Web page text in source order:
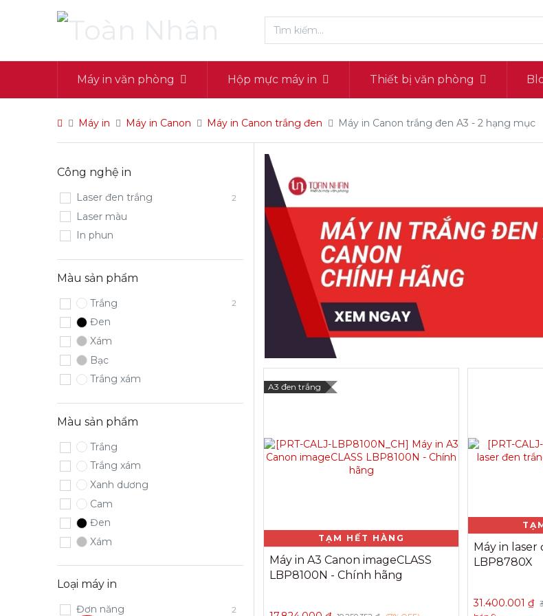
Máy in văn phòng Hộp mực máy in Thiết bị văn phòng
Máy in Máy in Canon Máy in Canon trắng đen Máy in Canon trắng đen A3 - 2 hạng mục
Công nghệ in
Laser đen trắng 2
Laser màu
In phun
Màu sản phẩm
Trắng 2
Đen
Xám
Bạc
Trắng xám
Màu sản phẩm
Trắng
Trắng xám
Xanh dương
Cam
Đen
Xám
Loại máy in
Đơn năng 2
TẠM HẾT HÀNG
Máy in A3 Canon imageCLASS
LBP8100N - Chính hãng
A3 đen trắng
Máy in laser
LBP8780X
31.400.001 ₫